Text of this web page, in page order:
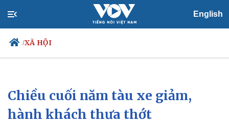
English
/XÃ HỘI
Chính trị
Đảng
Tổ chức nhân sự
Xã hội
Tin 24h
Dự báo thời tiết
Chiều cuối năm tàu xe giảm,
hành khách thưa thớt